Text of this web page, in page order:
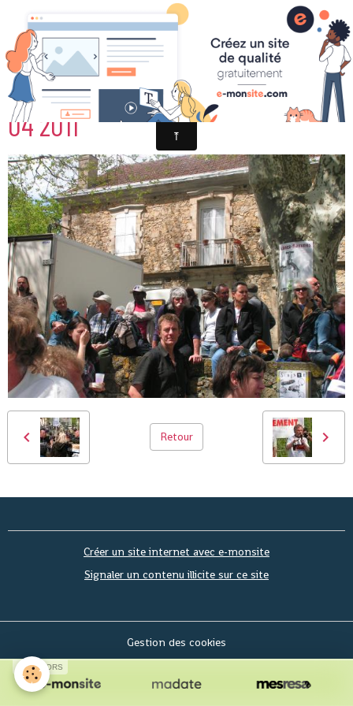
NON AU GAZ DE SCHISTE NANT 17
04 2011
Retour
Créer un site internet avec e-monsite
Signaler un contenu illicite sur ce site
Gestion des cookies
SPONSORS